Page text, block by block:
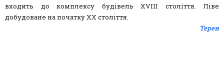
входить до комплексу будівель XVIII століття. Ліве
добудоване на початку XX століття.
Терен